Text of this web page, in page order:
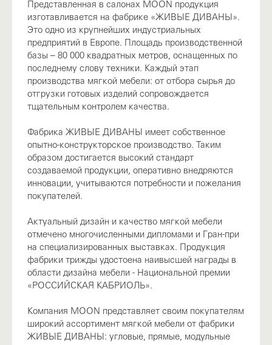
Представленная в салонах MOON продукция
изготавливается на фабрике «ЖИВЫЕ ДИВАНЫ».
Это одно из крупнейших индустриальных
предприятий в Европе. Площадь производственной
базы – 80 000 квадратных метров, оснащенных по
последнему слову техники. Каждый этап
производства мягкой мебели: от отбора сырья до
отгрузки готовых изделий сопровождается
тщательным контролем качества.
Фабрика ЖИВЫЕ ДИВАНЫ имеет собственное
опытно-конструкторское производство. Таким
образом достигается высокий стандарт
создаваемой продукции, оперативно внедряются
инновации, учитываются потребности и пожелания
покупателей.
Актуальный дизайн и качество мягкой мебели
отмечено многочисленными дипломами и Гран-при
на специализированных выставках. Продукция
фабрики трижды удостоена наивысшей награды в
области дизайна мебели - Национальной премии
«РОССИЙСКАЯ КАБРИОЛЬ».
Компания MOON представляет своим покупателям
широкий ассортимент мягкой мебели от фабрики
ЖИВЫЕ ДИВАНЫ: угловые, прямые, модульные